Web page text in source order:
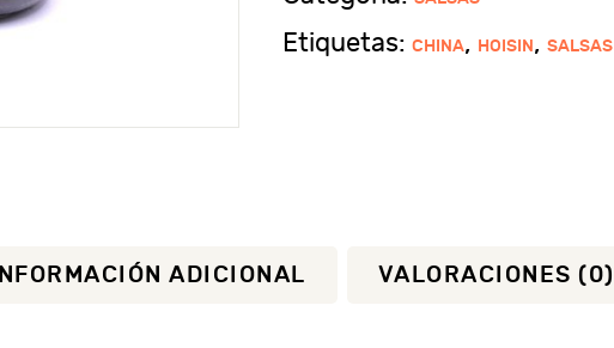
Etiquetas: CHINA, HOISIN, SALSAS
INFORMACIÓN ADICIONAL VALORACIONES (0)